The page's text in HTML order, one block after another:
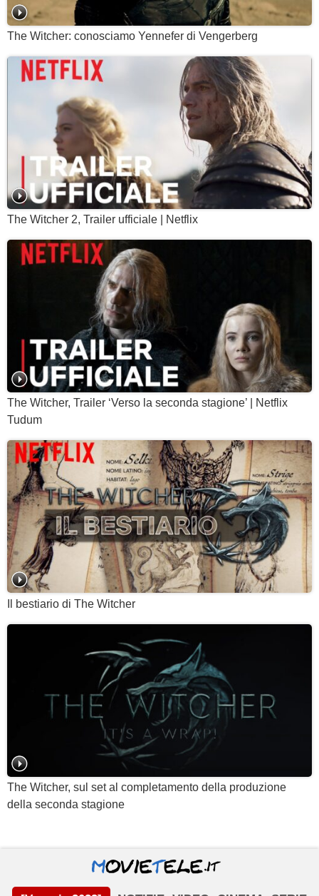
The Witcher: conosciamo Yennefer di Vengerberg
The Witcher 2, Trailer ufficiale | Netflix
The Witcher, Trailer ‘Verso la seconda stagione’ | Netflix
Tudum
Il bestiario di The Witcher
The Witcher, sul set al completamento della produzione
della seconda stagione